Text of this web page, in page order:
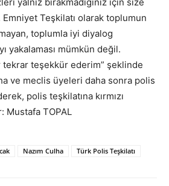
Teşkilatı olarak toplumun
toplumla iyi diyalog
yakalaması mümkün değil.
teşekkür ederim” şeklinde
ve meclis üyeleri daha sonra polis
polis teşkilatına kırmızı
Mustafa TOPAL
Nazım Culha Türk Polis Teşkilatı